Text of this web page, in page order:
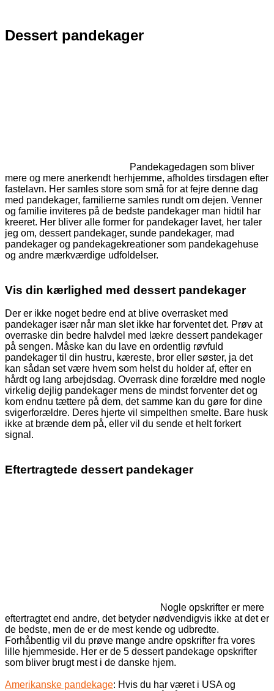
Dessert pandekager
Pandekagedagen som bliver
mere og mere anerkendt herhjemme, afholdes tirsdagen efter
fastelavn. Her samles store som små for at fejre denne dag
med pandekager, familierne samles rundt om dejen. Venner
og familie inviteres på de bedste pandekager man hidtil har
kreeret. Her bliver alle former for pandekager lavet, her taler
jeg om, dessert pandekager, sunde pandekager, mad
pandekager og pandekagekreationer som pandekagehuse
og andre mærkværdige udfoldelser.
Vis din kærlighed med dessert pandekager
Der er ikke noget bedre end at blive overrasket med
pandekager især når man slet ikke har forventet det. Prøv at
overraske din bedre halvdel med lækre dessert pandekager
på sengen. Måske kan du lave en ordentlig røvfuld
pandekager til din hustru, kæreste, bror eller søster, ja det
kan sådan set være hvem som helst du holder af, efter en
hårdt og lang arbejdsdag. Overrask dine forældre med nogle
virkelig dejlig pandekager mens de mindst forventer det og
kom endnu tættere på dem, det samme kan du gøre for dine
svigerforældre. Deres hjerte vil simpelthen smelte. Bare husk
ikke at brænde dem på, eller vil du sende et helt forkert
signal.
Eftertragtede dessert pandekager
Nogle opskrifter er mere
eftertragtet end andre, det betyder nødvendigvis ikke at det er
de bedste, men de er de mest kende og udbredte.
Forhåbentlig vil du prøve mange andre opskrifter fra vores
lille hjemmeside. Her er de 5 dessert pandekage opskrifter
som bliver brugt mest i de danske hjem.
Amerikanske pandekage: Hvis du har været i USA og